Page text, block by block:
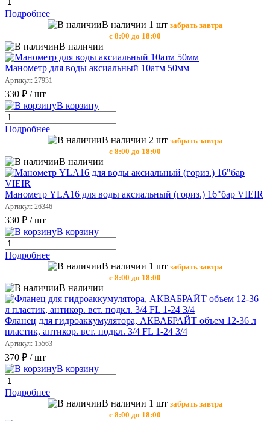
Подробнее
В наличии 1 шт забрать завтра
с 8:00 до 18:00
В наличии
Манометр для воды аксиальный 10атм 50мм
Артикул: 27931
330 ₽ / шт
В корзину
Подробнее
В наличии 2 шт забрать завтра
с 8:00 до 18:00
В наличии
Манометр YLA16 для воды аксиальный (гориз.) 16"бар VIEIR
Артикул: 26346
330 ₽ / шт
В корзину
Подробнее
В наличии 1 шт забрать завтра
с 8:00 до 18:00
В наличии
Фланец для гидроаккумулятора, АКВАБРАЙТ объем 12-36 л
пластик, антикор. вст. подкл. 3/4 FL 1-24 3/4
Артикул: 15563
370 ₽ / шт
В корзину
Подробнее
В наличии 1 шт забрать завтра
с 8:00 до 18:00